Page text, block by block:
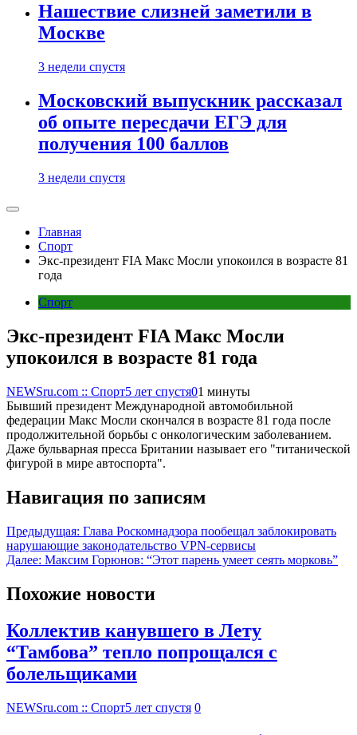
Нашествие слизней заметили в
Москве
3 недели спустя
Московский выпускник рассказал
об опыте пересдачи ЕГЭ для
получения 100 баллов
3 недели спустя
Главная
Спорт
Экс-президент FIA Макс Мосли упокоился в возрасте 81
года
Спорт
Экс-президент FIA Макс Мосли
упокоился в возрасте 81 года
NEWSru.com :: Спорт5 лет спустя01 минуты
Бывший президент Международной автомобильной
федерации Макс Мосли скончался в возрасте 81 года после
продолжительной борьбы с онкологическим заболеванием.
Даже бульварная пресса Британии называет его "титанической
фигурой в мире автоспорта".
Навигация по записям
Предыдущая: Глава Роскомнадзора пообещал заблокировать
нарушающие законодательство VPN-сервисы
Далее: Максим Горюнов: “Этот парень умеет сеять морковь”
Похожие новости
Коллектив канувшего в Лету
“Тамбова” тепло попрощался с
болельщиками
NEWSru.com :: Спорт5 лет спустя 0